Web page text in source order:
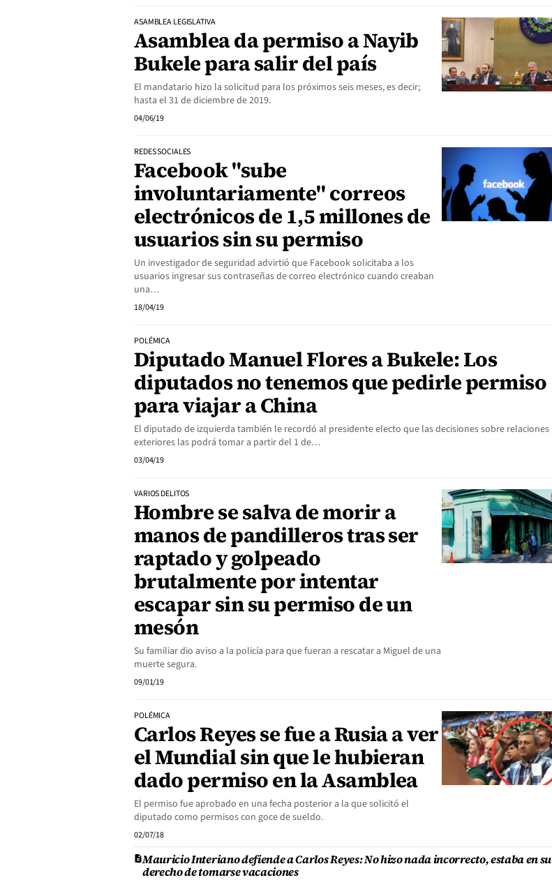
ASAMBLEA LEGISLATIVA
Asamblea da permiso a Nayib
Bukele para salir del país
El mandatario hizo la solicitud para los próximos seis meses, es decir;
hasta el 31 de diciembre de 2019.
04/06/19
REDES SOCIALES
Facebook "sube
involuntariamente" correos
electrónicos de 1,5 millones de
usuarios sin su permiso
Un investigador de seguridad advirtió que Facebook solicitaba a los
usuarios ingresar sus contraseñas de correo electrónico cuando creaban
una…
18/04/19
POLÉMICA
Diputado Manuel Flores a Bukele: Los
diputados no tenemos que pedirle permiso
para viajar a China
El diputado de izquierda también le recordó al presidente electo que las decisiones sobre relaciones
exteriores las podrá tomar a partir del 1 de…
03/04/19
VARIOS DELITOS
Hombre se salva de morir a
manos de pandilleros tras ser
raptado y golpeado
brutalmente por intentar
escapar sin su permiso de un
mesón
Su familiar dio aviso a la policía para que fueran a rescatar a Miguel de una
muerte segura.
09/01/19
POLÉMICA
Carlos Reyes se fue a Rusia a ver
el Mundial sin que le hubieran
dado permiso en la Asamblea
El permiso fue aprobado en una fecha posterior a la que solicitó el
diputado como permisos con goce de sueldo.
02/07/18
Mauricio Interiano defiende a Carlos Reyes: No hizo nada incorrecto, estaba en su
derecho de tomarse vacaciones